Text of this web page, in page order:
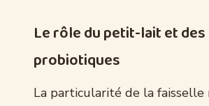
Le rôle du petit-lait et des
probiotiques
La particularité de la faisselle